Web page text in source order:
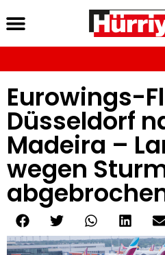
Eurowings-
Düsseldorf
Madeira –
wegen